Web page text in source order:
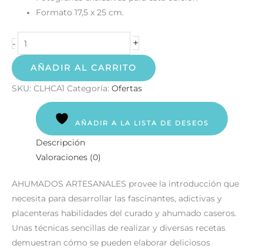
Formato 17,5 x 25 cm.
- +
AÑADIR AL CARRITO
SKU: CLHCA1 Categoría: Ofertas
AÑADIR A LA LISTA DE DESEOS
Descripción
Valoraciones (0)
AHUMADOS ARTESANALES provee la introducción que
necesita para desarrollar las fascinantes, adictivas y
placenteras habilidades del curado y ahumado caseros.
Unas técnicas sencillas de realizar y diversas recetas
demuestran cómo se pueden elaborar deliciosos